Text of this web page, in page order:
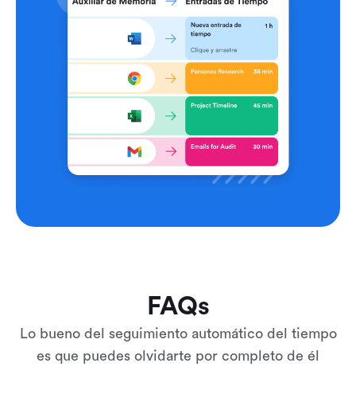
FAQs
Lo bueno del seguimiento automático del tiempo
es que puedes olvidarte por completo de él